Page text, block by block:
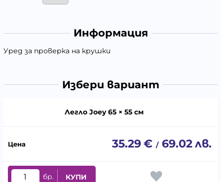
Информация
Уред за проверка на крушки
Избери вариант
Легло Joey 65 × 55 см
35.29€ / 69.02лв.
бр. КУПИ